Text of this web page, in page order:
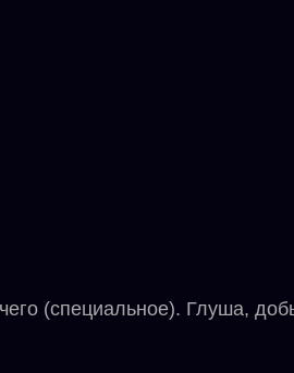
(специальное). Глуша,